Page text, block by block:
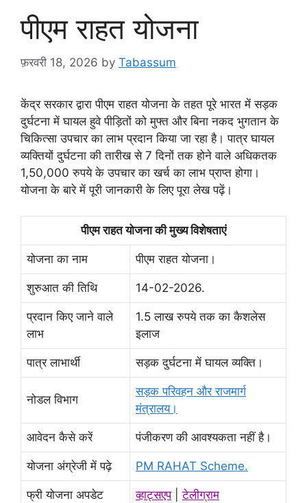
पीएम राहत योजना
फ़रवरी 18, 2026 by Tabassum
केंद्र सरकार द्वारा पीएम राहत योजना के तहत पूरे भारत में सड़क
दुर्घटना में घायल हुवे पीड़ितों को मुफ्त और बिना नकद भुगतान के
चिकित्सा उपचार का लाभ प्रदान किया जा रहा है। पात्र घायल
व्यक्तियों दुर्घटना की तारीख से 7 दिनों तक होने वाले अधिकतक
1,50,000 रुपये के उपचार का खर्च का लाभ प्राप्त होगा।
योजना के बारे में पूरी जानकारी के लिए पूरा लेख पढ़ें।
पीएम राहत योजना की मुख्य विशेषताएं
योजना का नाम पीएम राहत योजना।
शुरुआत की तिथि 14-02-2026.
प्रदान किए जाने वाले
लाभ
1.5 लाख रुपये तक का कैशलेस
इलाज
पात्र लाभार्थी सड़क दुर्घटना में घायल व्यक्ति।
नोडल विभाग
सड़क परिवहन और राजमार्ग
मंत्रालय।
आवेदन कैसे करें पंजीकरण की आवश्यकता नहीं है।
योजना अंग्रेजी में पढ़े PM RAHAT Scheme.
फ्री योजना अपडेट व्हाट्सएप|टेलीग्राम